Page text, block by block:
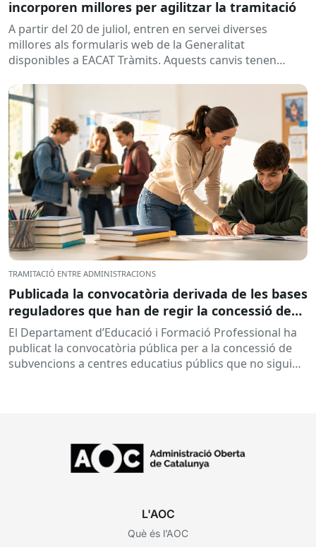
incorporen millores per agilitzar la tramitació
A partir del 20 de juliol, entren en servei diverses
millores als formularis web de la Generalitat
disponibles a EACAT Tràmits. Aquests canvis tenen
TRAMITACIÓ ENTRE ADMINISTRACIONS
Publicada la convocatòria derivada de les bases
reguladores que han de regir la concessió de
subvencions a centres educatius, per al
desenvolupament de programes de formació i
inserció, durant el curs 2026-2027
El Departament d’Educació i Formació Professional ha
publicat la convocatòria pública per a la concessió de
subvencions a centres educatius públics que no siguin
L'AOC
Què és l’AOC